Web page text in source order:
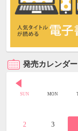
発売カレンダー
SUN MON
2 3